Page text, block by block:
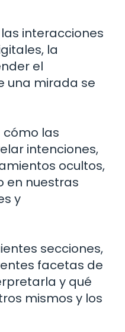
interacciones
la
el
una mirada se
cómo las
intenciones,
ocultos,
en nuestras
y
secciones,
facetas de
y qué
mismos y los